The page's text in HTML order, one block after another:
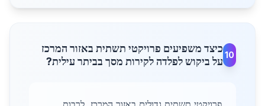
10
כיצד משפיעים פרויקטי תשתית באזור המרכז
על ביקוש לפלדה לקירות מסך בביתר עילית?